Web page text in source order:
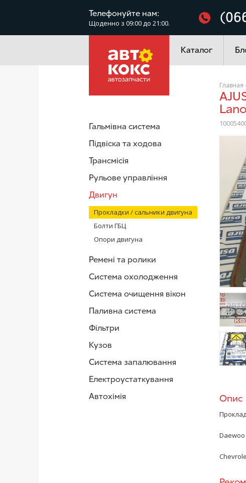
Телефонуйте нам:
Щоденно з 09:00 до 21:00.
Каталог
Гальмівна система
Підвіска та ходова
Трансмісія
Рульове управління
Двигун
Прокладки / сальники двигуна
Болти ГБЦ
Опори двигуна
Ремені та ролики
Система охолодження
Система очищення вікон
Паливна система
Фільтри
Кузов
Система запалювання
Електроустаткування
Автохімія
Главная
AJUSA 10005400 Прокладка ГБЦ Chevrolet Aveo 1.5 Daewoo
/>
Опис
Daewoo